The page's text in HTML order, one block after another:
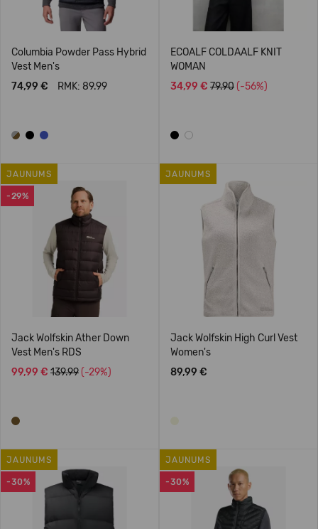
Columbia Powder Pass Hybrid
Vest Men's
74,99 €
RMK: 89.99
ECOALF COLDAALF KNIT
WOMAN
34,99 € 79.90 (-56%)
-29%
JAUNUMS
Jack Wolfskin Ather Down
Vest Men's RDS
99,99 € 139.99 (-29%)
JAUNUMS
Jack Wolfskin High Curl Vest
Women's
89,99 €
-30%
JAUNUMS
-30%
JAUNUMS